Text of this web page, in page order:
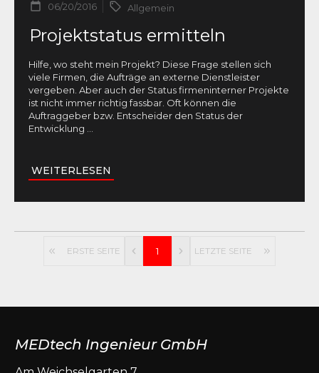
06/20/2016 Allgemein
Projektstatus ermitteln
Hilfe, wo steht mein Projekt? Diese Frage stellen sich
viele Firmen, die Aufträge an externe Dienstleister
vergeben. Aber auch der Status firmeninterner Projekte
ist nicht immer richtig fassbar. Oft können die
Auftraggeber bzw. Entscheider den Status der
Entwicklung ...
WEITERLESEN
ERSTE SEITE 1 LETZTE SEITE
MEDtech Ingenieur GmbH